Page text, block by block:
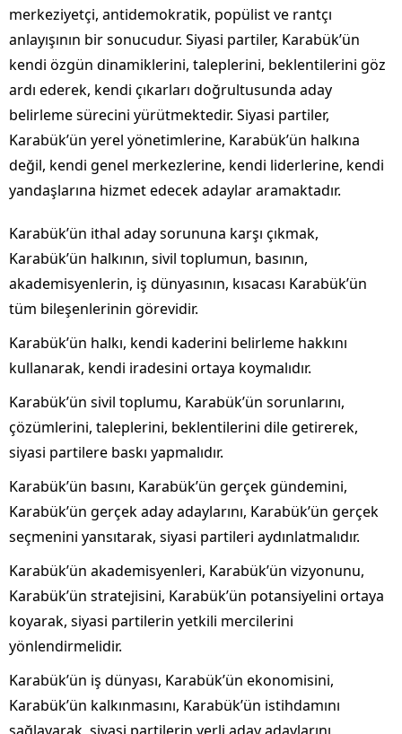
merkeziyetçi, antidemokratik, popülist ve rantçı
anlayışının bir sonucudur. Siyasi partiler, Karabük’ün
kendi özgün dinamiklerini, taleplerini, beklentilerini göz
ardı ederek, kendi çıkarları doğrultusunda aday
belirleme sürecini yürütmektedir. Siyasi partiler,
Karabük’ün yerel yönetimlerine, Karabük’ün halkına
değil, kendi genel merkezlerine, kendi liderlerine, kendi
yandaşlarına hizmet edecek adaylar aramaktadır.
Karabük’ün ithal aday sorununa karşı çıkmak,
Karabük’ün halkının, sivil toplumun, basının,
akademisyenlerin, iş dünyasının, kısacası Karabük’ün
tüm bileşenlerinin görevidir.
Karabük’ün halkı, kendi kaderini belirleme hakkını
kullanarak, kendi iradesini ortaya koymalıdır.
Karabük’ün sivil toplumu, Karabük’ün sorunlarını,
çözümlerini, taleplerini, beklentilerini dile getirerek,
siyasi partilere baskı yapmalıdır.
Karabük’ün basını, Karabük’ün gerçek gündemini,
Karabük’ün gerçek aday adaylarını, Karabük’ün gerçek
seçmenini yansıtarak, siyasi partileri aydınlatmalıdır.
Karabük’ün akademisyenleri, Karabük’ün vizyonunu,
Karabük’ün stratejisini, Karabük’ün potansiyelini ortaya
koyarak, siyasi partilerin yetkili mercilerini
yönlendirmelidir.
Karabük’ün iş dünyası, Karabük’ün ekonomisini,
Karabük’ün kalkınmasını, Karabük’ün istihdamını